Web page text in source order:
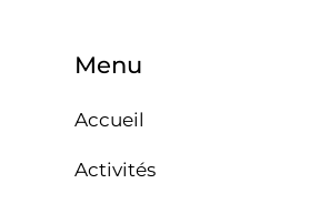
Menu
Accueil
Activités